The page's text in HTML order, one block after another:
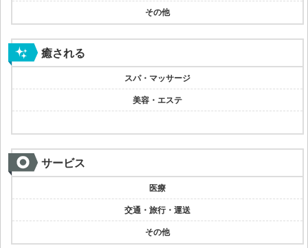
その他
癒される
スパ・マッサージ
美容・エステ
サービス
医療
交通・旅行・運送
その他